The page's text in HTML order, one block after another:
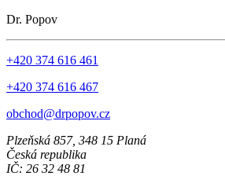
Dr. Popov
+420 374 616 461
+420 374 616 467
obchod@drpopov.cz
Plzeňská 857, 348 15 Planá
Česká republika
IČ: 26 32 48 81